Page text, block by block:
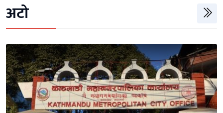
अटो